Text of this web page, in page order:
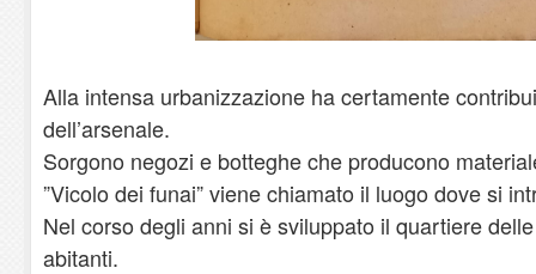
Alla intensa urbanizzazione ha certamente
dell’arsenale.
Sorgono negozi e botteghe che producono
”Vicolo dei funai” viene chiamato il luogo dove si
Nel corso degli anni si è sviluppato il quartiere
abitanti.